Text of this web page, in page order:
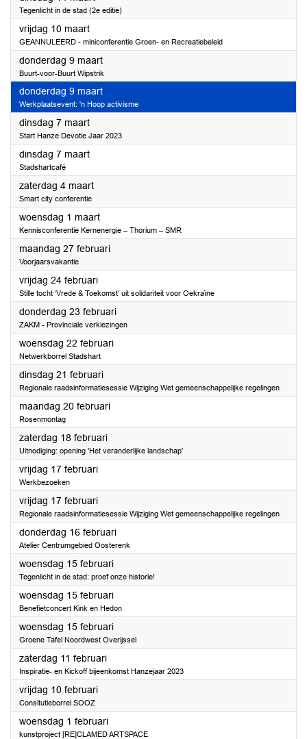
Tegenlicht in de stad (2e editie)
vrijdag 10 maart2023
GEANNULEERD - miniconferentie Groen- en Recreatiebeleid
donderdag 9 maart2023
Buurt-voor-Buurt Wipstrik
donderdag 9 maart2023
Werkplaatsevent: 'n Hoop activisme
dinsdag 7 maart2023
Start Hanze Devotie Jaar 2023
dinsdag 7 maart2023
Stadshartcafé
zaterdag 4 maart2023
Smart city conferentie
woensdag 1 maart2023
Kennisconferentie Kernenergie – Thorium – SMR
maandag 27 februari2023
Voorjaarsvakantie
vrijdag 24 februari2023
Stille tocht ‘Vrede & Toekomst’ uit solidariteit voor Oekraïne
donderdag 23 februari2023
ZAKM - Provinciale verkiezingen
woensdag 22 februari2023
Netwerkborrel Stadshart
dinsdag 21 februari2023
Regionale raadsinformatiesessie Wijziging Wet gemeenschappelijke regelingen
maandag 20 februari2023
Rosenmontag
zaterdag 18 februari2023
Uitnodiging: opening 'Het veranderlijke landschap'
vrijdag 17 februari2023
Werkbezoeken
vrijdag 17 februari2023
Regionale raadsinformatiesessie Wijziging Wet gemeenschappelijke regelingen
donderdag 16 februari2023
Atelier Centrumgebied Oosterenk
woensdag 15 februari2023
Tegenlicht in de stad: proef onze historie!
woensdag 15 februari2023
Benefietconcert Kink en Hedon
woensdag 15 februari2023
Groene Tafel Noordwest Overijssel
zaterdag 11 februari2023
Inspiratie- en Kickoff bijeenkomst Hanzejaar 2023
vrijdag 10 februari2023
Consitutieborrel SOOZ
woensdag 1 februari2023
kunstproject [RE]CLAMED ARTSPACE